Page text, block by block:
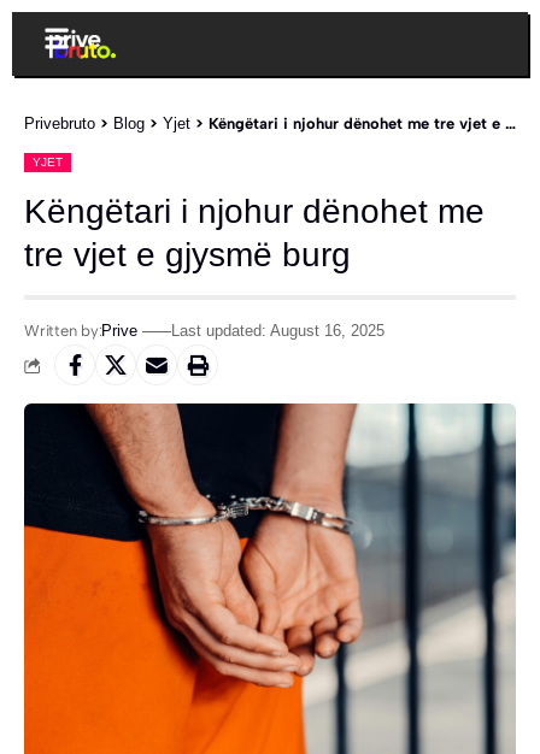
Privebruto > Blog > Yjet > Këngëtari i njohur dënohet me tre vjet e gjysmë burg
YJET
Këngëtari i njohur dënohet me
tre vjet e gjysmë burg
Written by:Prive Last updated: August 16, 2025